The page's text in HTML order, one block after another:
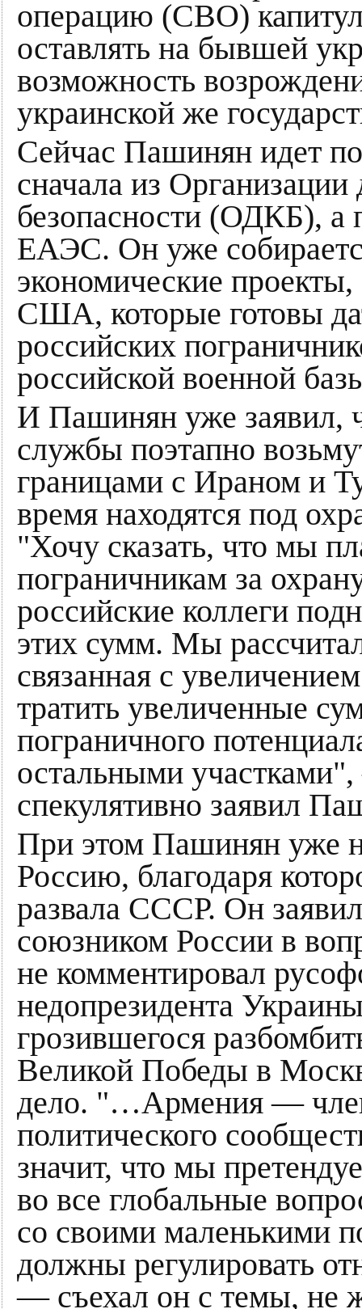
операцию (СВО)
оставлять на бывшей
возможность
украинской же
Сейчас Пашинян идет
сначала из Организации
безопасности (ОДКБ), а
ЕАЭС. Он уже
экономические
США, которые готовы
российских
российской военной
И Пашинян уже заявил,
службы поэтапно
границами с Ираном и
время находятся под
"Хочу сказать, что мы
пограничникам за
российские коллеги
этих сумм. Мы
связанная с
тратить увеличенные
пограничного
остальными
спекулятивно заявил
При этом Пашинян уже
Россию, благодаря
развала СССР. Он
союзником России в
не комментировал
недопрезидента
грозившегося
Великой Победы в
дело. "…Армения —
политического
значит, что мы
во все глобальные
со своими маленькими
должны регулировать
— съехал он с темы, не